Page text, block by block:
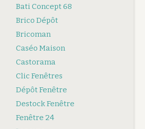
Bati Concept 68
Brico Dépôt
Bricoman
Caséo Maison
Castorama
Clic Fenêtres
Dépôt Fenêtre
Destock Fenêtre
Fenêtre 24